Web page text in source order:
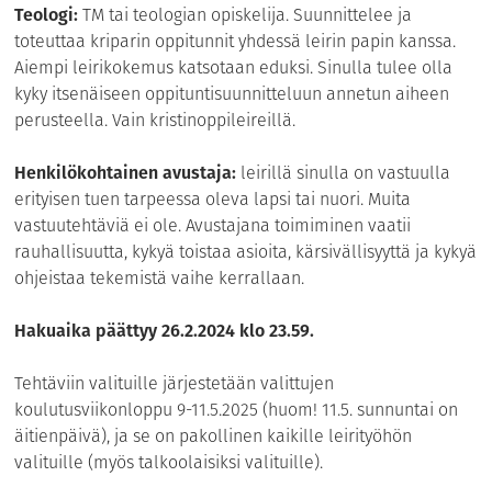
Teologi:TM tai teologian opiskelija. Suunnittelee ja
toteuttaa kriparin oppitunnit yhdessä leirin papin kanssa.
Aiempi leirikokemus katsotaan eduksi. Sinulla tulee olla
kyky itsenäiseen oppituntisuunnitteluun annetun aiheen
perusteella. Vain kristinoppileireillä.
Henkilökohtainen avustaja: leirillä sinulla on vastuulla
erityisen tuen tarpeessa oleva lapsi tai nuori. Muita
vastuutehtäviä ei ole. Avustajana toimiminen vaatii
rauhallisuutta, kykyä toistaa asioita, kärsivällisyyttä ja kykyä
ohjeistaa tekemistä vaihe kerrallaan.
Hakuaika päättyy 26.2.2024 klo 23.59.
Tehtäviin valituille järjestetään valittujen
koulutusviikonloppu 9-11.5.2025 (huom! 11.5. sunnuntai on
äitienpäivä), ja se on pakollinen kaikille leirityöhön
valituille (myös talkoolaisiksi valituille).